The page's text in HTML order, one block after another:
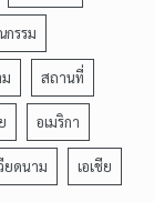
กรรม
สถานที่
อเมริกา
ยดนาม เอเชีย